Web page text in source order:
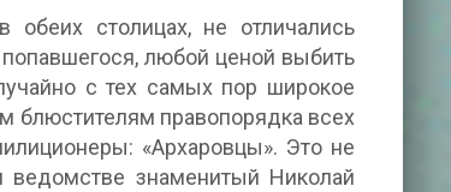
столицах, не отличались
любой ценой выбить
с тех самых пор широкое
блюстителям правопорядка всех
«Архаровцы». Это не
ведомстве знаменитый Николай